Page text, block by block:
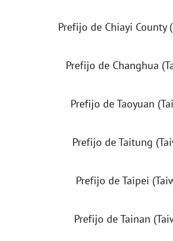
Prefijo de Chiayi County
Prefijo de Changhua
Prefijo de Taoyuan
Prefijo de Taitung
Prefijo de Taipei
Prefijo de Tainan